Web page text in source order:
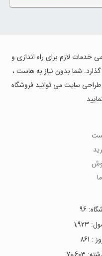
خدمات لازم برای راه اندازی و
شما بدون نیاز به هاست ،
طراحی سایت می توانید فروشگاه
96
861